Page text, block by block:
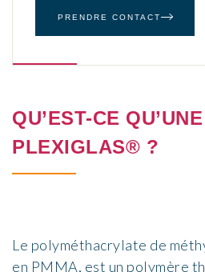
PRENDRE CONTACT
QU’EST-CE
PLEXIGLAS® ?
Le polyméthacrylate de
en PMMA, est un polymère